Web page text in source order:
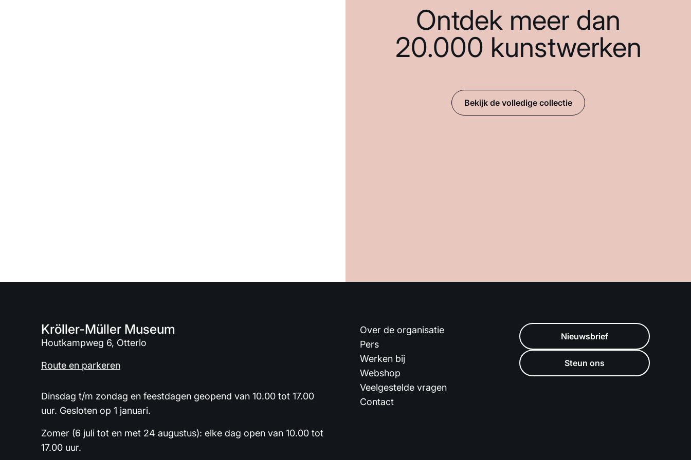
Ontdek meer dan
20.000 kunstwerken
Bekijk de volledige collectie
Kröller-Müller Museum
Houtkampweg 6, Otterlo
Route en parkeren
Dinsdag t/m zondag en feestdagen geopend van 10.00 tot 17.00
uur. Gesloten op 1 januari.
Zomer (6 juli tot en met 24 augustus): elke dag open van 10.00 tot
17.00 uur.
Over de organisatie
Pers
Werken bij
Webshop
Veelgestelde vragen
Contact
Nieuwsbrief
Steun ons